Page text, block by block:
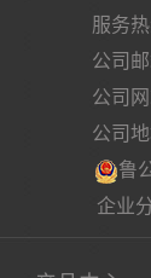
服务热
公司邮
公司网
公司地
鲁
企业